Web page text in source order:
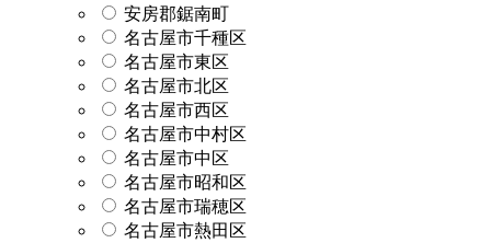
安房郡鋸南町
名古屋市千種区
名古屋市東区
名古屋市北区
名古屋市西区
名古屋市中村区
名古屋市中区
名古屋市昭和区
名古屋市瑞穂区
名古屋市熱田区